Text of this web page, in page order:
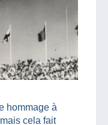
hommage à
cela fait